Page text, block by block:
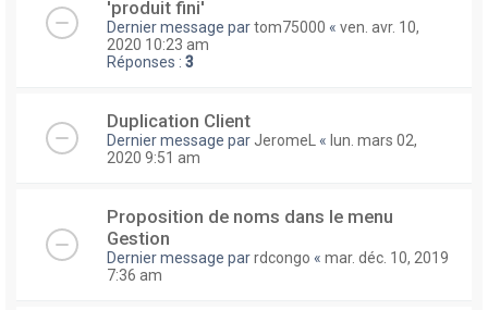
'produit fini'
Dernier message partom75000 « ven. avr. 10,
2020 10:23 am
Réponses : 3
Duplication Client
Dernier message par JeromeL « lun. mars 02,
2020 9:51 am
Proposition de noms dans le menu
Gestion
Dernier message parrdcongo « mar. déc. 10, 2019
7:36 am